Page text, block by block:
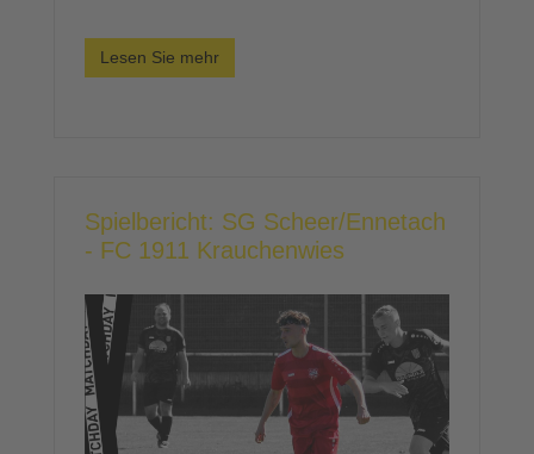
Lesen Sie mehr
Spielbericht: SG Scheer/Ennetach
- FC 1911 Krauchenwies